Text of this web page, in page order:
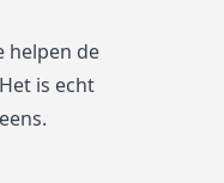
helpen de
is echt